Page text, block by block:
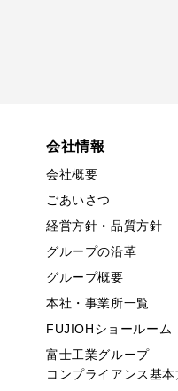
会社情報
会社概要
ごあいさつ
経営方針・品質方針
グループの沿革
グループ概要
本社・事業所一覧
FUJIOHショールーム
富士工業グループ
コンプライアンス基